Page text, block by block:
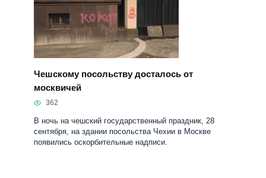
Чешскому посольству досталось от
москвичей
362
В ночь на чешский государственный праздник, 28
сентября, на здании посольства Чехии в Москве
появились оскорбительные надписи.